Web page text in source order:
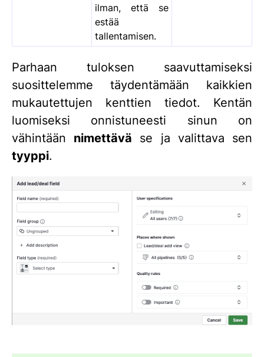
ilman, että se
estää
tallentamisen.
Parhaan tuloksen saavuttamiseksi
suosittelemme täydentämään kaikkien
mukautettujen kenttien tiedot. Kentän
luomiseksi onnistuneesti sinun on
vähintään nimettävä se ja valittava sen
tyyppi.